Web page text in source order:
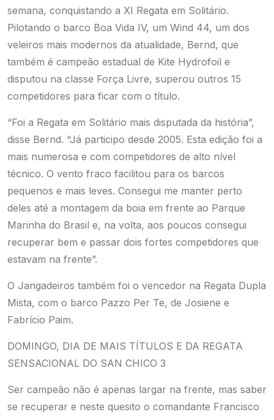
semana, conquistando a XI Regata em Solitário.
Pilotando o barco Boa Vida IV, um Wind 44, um dos
veleiros mais modernos da atualidade, Bernd, que
também é campeão estadual de Kite Hydrofoil e
disputou na classe Força Livre, superou outros 15
competidores para ficar com o título.
“Foi a Regata em Solitário mais disputada da história”,
disse Bernd. “Já participo desde 2005. Esta edição foi a
mais numerosa e com competidores de alto nível
técnico. O vento fraco facilitou para os barcos
pequenos e mais leves. Consegui me manter perto
deles até a montagem da boia em frente ao Parque
Marinha do Brasil e, na volta, aos poucos consegui
recuperar bem e passar dois fortes competidores que
estavam na frente”.
O Jangadeiros também foi o vencedor na Regata Dupla
Mista, com o barco Pazzo Per Te, de Josiene e
Fabrício Paim.
DOMINGO, DIA DE MAIS TÍTULOS E DA REGATA
SENSACIONAL DO SAN CHICO 3
Ser campeão não é apenas largar na frente, mas saber
se recuperar e neste quesito o comandante Francisco